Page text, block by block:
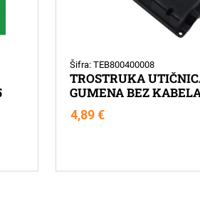
Šifra: TEB800400008
TROSTRUKA
GUMENA BEZ
4,89 €